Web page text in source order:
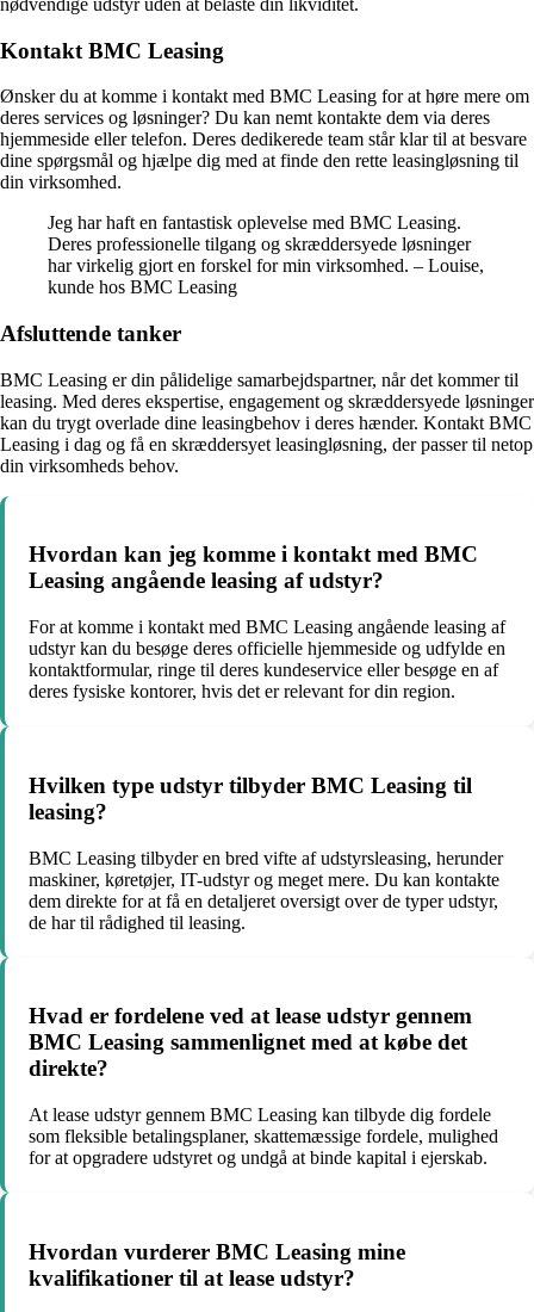
Kontakt BMC Leasing
Ønsker du at komme i kontakt med BMC Leasing for at høre mere om
deres services og løsninger? Du kan nemt kontakte dem via deres
hjemmeside eller telefon. Deres dedikerede team står klar til at besvare
dine spørgsmål og hjælpe dig med at finde den rette leasingløsning til
din virksomhed.
Jeg har haft en fantastisk oplevelse med BMC Leasing.
Deres professionelle tilgang og skræddersyede løsninger
har virkelig gjort en forskel for min virksomhed. – Louise,
kunde hos BMC Leasing
Afsluttende tanker
BMC Leasing er din pålidelige samarbejdspartner, når det kommer til
leasing. Med deres ekspertise, engagement og skræddersyede løsninger
kan du trygt overlade dine leasingbehov i deres hænder. Kontakt BMC
Leasing i dag og få en skræddersyet leasingløsning, der passer til netop
din virksomheds behov.
Hvordan kan jeg komme i kontakt med BMC
Leasing angående leasing af udstyr?
For at komme i kontakt med BMC Leasing angående leasing af
udstyr kan du besøge deres officielle hjemmeside og udfylde en
kontaktformular, ringe til deres kundeservice eller besøge en af
deres fysiske kontorer, hvis det er relevant for din region.
Hvilken type udstyr tilbyder BMC Leasing til
leasing?
BMC Leasing tilbyder en bred vifte af udstyrsleasing, herunder
maskiner, køretøjer, IT-udstyr og meget mere. Du kan kontakte
dem direkte for at få en detaljeret oversigt over de typer udstyr,
de har til rådighed til leasing.
Hvad er fordelene ved at lease udstyr gennem
BMC Leasing sammenlignet med at købe det
direkte?
At lease udstyr gennem BMC Leasing kan tilbyde dig fordele
som fleksible betalingsplaner, skattemæssige fordele, mulighed
for at opgradere udstyret og undgå at binde kapital i ejerskab.
Hvordan vurderer BMC Leasing mine
kvalifikationer til at lease udstyr?